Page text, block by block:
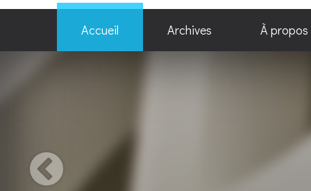
Accueil Archives À propos